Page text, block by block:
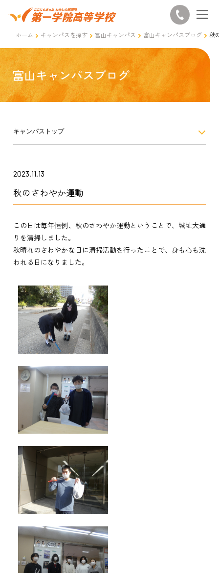
ホーム キャンパスを探す 富山キャンパス 富山キャンパスブログ 秋
富山キャンパスブログ
キャンパストップ
2023.11.13
秋のさわやか運動
この日は毎年恒例、秋のさわやか運動ということで、城址大通
りを清掃しました。
秋晴れのさわやかな日に清掃活動を行ったことで、身も心も洗
われる日になりました。